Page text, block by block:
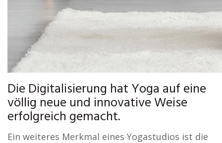
Die Digitalisierung hat Yoga auf eine
völlig neue und innovative Weise
erfolgreich gemacht.
Ein weiteres Merkmal eines Yogastudios ist die